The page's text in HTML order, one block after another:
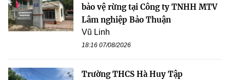
bảo vệ rừng tại Công ty TNHH MTV
Lâm nghiệp Bảo Thuận
Vũ Linh
18:16 07/08/2026
Trường THCS Hà Huy Tập